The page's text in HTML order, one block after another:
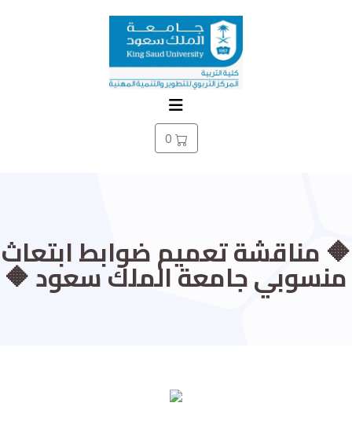
0
🔶 مناقشة تعميم ضوابط ابتعاث
منسوبي جامعة الملك سعود 🔶